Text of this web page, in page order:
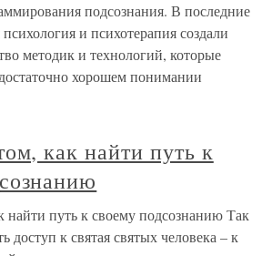
подсознания. В последние
и психотерапия создали
методик и технологий, которые
хорошем понимании
как найти путь к
найти путь к своему подсознанию Так
доступ к святая святых человека – к